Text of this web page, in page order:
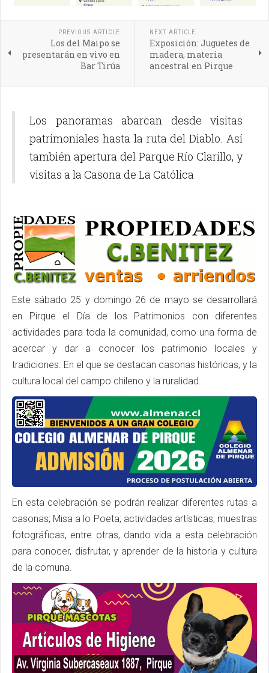
PREVIOUS ARTICLE
Los del Maipo se
presentarán en vivo en
Bar Tirúa
NEXT ARTICLE
Exposición: Juguetes de
madera, materia
ancestral en Pirque
Los panoramas abarcan desde visitas
patrimoniales hasta la ruta del Diablo. Así
también apertura del Parque Río Clarillo, y
visitas a la Casona de La Católica
Este sábado 25 y domingo 26 de mayo se desarrollará
en Pirque el Día de los Patrimonios con diferentes
actividades para toda la comunidad, como una forma de
acercar y dar a conocer los patrimonio locales y
tradiciones. En el que se destacan casonas históricas, y la
cultura local del campo chileno y la ruralidad.
En esta celebración se podrán realizar diferentes rutas a
casonas; Misa a lo Poeta; actividades artísticas; muestras
fotográficas, entre otras, dando vida a esta celebración
para conocer, disfrutar, y aprender de la historia y cultura
de la comuna.